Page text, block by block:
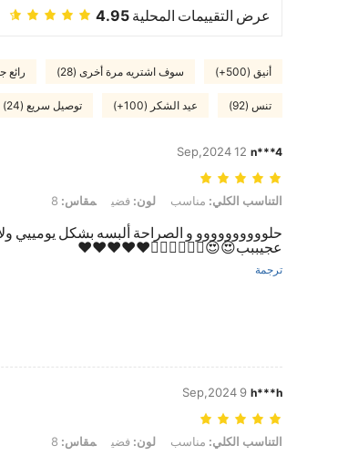
عرض التقييمات المحلية 4.95
أنيق (500+) سوف اشتريه مرة أخرى (28) رائع جداً
تنس (92) عيد الشكر (100+) توصيل سريع (24)
n***4
12 Sep,2024
التناسب الكلي: مناسب, لون: فضي, مقاس: 8
التناسب الكلي: مناسب لون: فضي مقاس:
حلوووووووووو و الصراحة ألبسه بشكل يومييي ولا
عجيببب😍😍👌🏻👌🏻👌🏻❤️❤️❤️❤️❤️
ترجمة
h***h
9 Sep,2024
التناسب الكلي: مناسب, لون: فضي, مقاس: 8
التناسب الكلي: مناسب لون: فضي مقاس: